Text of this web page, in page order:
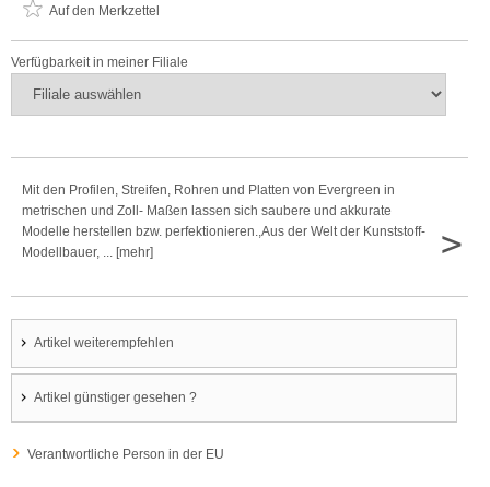
Auf den Merkzettel
Verfügbarkeit in meiner Filiale
Mit den Profilen, Streifen, Rohren und Platten von Evergreen in
metrischen und Zoll- Maßen lassen sich saubere und akkurate
Modelle herstellen bzw. perfektionieren.,Aus der Welt der Kunststoff-
Modellbauer, ... [mehr]
>
Artikel weiterempfehlen
Artikel günstiger gesehen ?
Verantwortliche Person in der EU